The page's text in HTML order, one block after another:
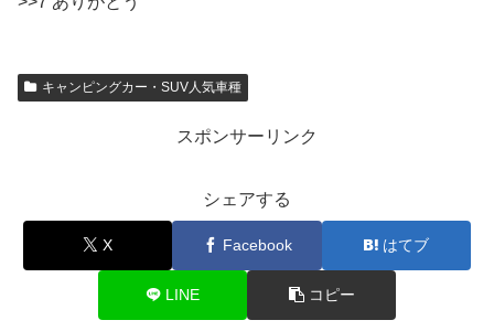
キャンピングカー・SUV人気車種
スポンサーリンク
シェアする
X Facebook はてブ
LINE コピー